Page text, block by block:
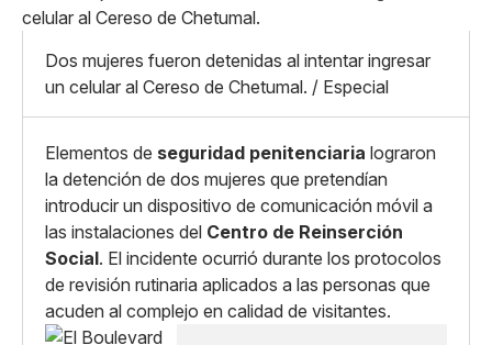
Linkedin
X
Whatsapp
Copiar enlace
Pequeño
Mediano
Grande
Dos mujeres fueron detenidas al intentar ingresar
un celular al Cereso de Chetumal. / Especial
Elementos de seguridad penitenciaria lograron
la detención de dos mujeres que pretendían
introducir un dispositivo de comunicación móvil a
las instalaciones del Centro de Reinserción
Social. El incidente ocurrió durante los protocolos
de revisión rutinaria aplicados a las personas que
acuden al complejo en calidad de visitantes.